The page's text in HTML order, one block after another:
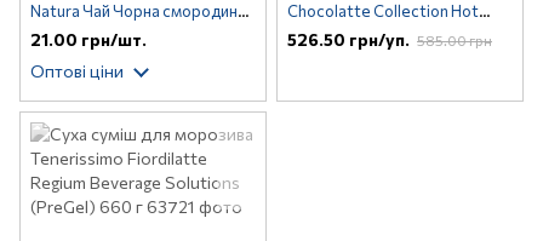
Natura Чай Чорна смородина
50 г
21.00 грн/шт.
Оптові ціни
Chocolatte Collection Hot
Caramel Milk 1 кг
526.50 грн/уп. 585.00 грн